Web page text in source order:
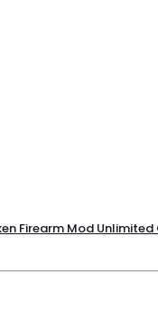
Firearm Mod Unlimited